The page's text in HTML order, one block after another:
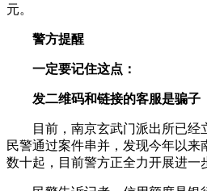
元。
警方提醒
一定要记住这点：
发二维码和链接的客服是骗子
目前，南京玄武门派出所已经立
民警通过案件串并，发现今年以来
数十起，目前警方正全力开展进一